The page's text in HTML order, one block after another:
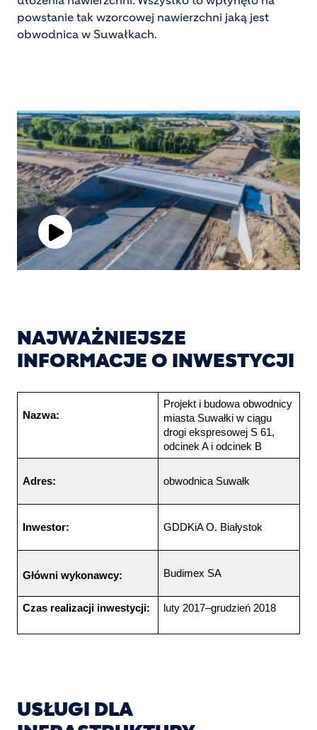
powstanie tak wzorcowej nawierzchni jaką jest
obwodnica w Suwałkach.
Play
NAJWAŻNIEJSZE
INFORMACJE O INWESTYCJI
Nazwa:
Projekt i budowa obwodnicy
miasta Suwałki w ciągu
drogi ekspresowej S 61,
odcinek A i odcinek B
Adres: obwodnica Suwałk
Inwestor: GDDKiA O. Białystok
Główni wykonawcy: Budimex SA
Czas realizacji inwestycji: luty 2017–grudzień 2018
USŁUGI DLA